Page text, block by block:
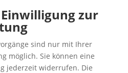
zur
sind nur mit Ihrer
möglich. Sie können eine
jederzeit widerrufen. Die